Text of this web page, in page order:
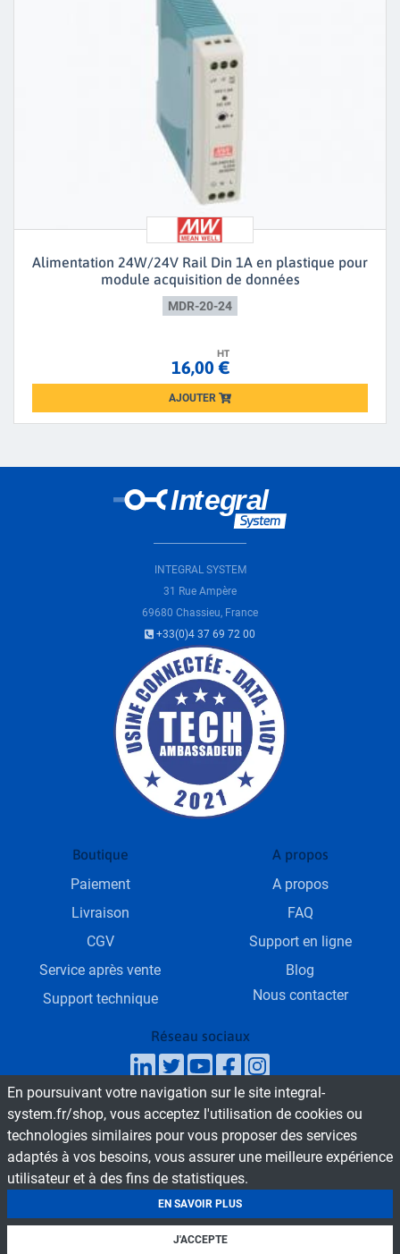
Alimentation 24W/24V Rail Din 1A en plastique pour
module acquisition de données
MDR-20-24
HT
16,00 €
AJOUTER
Loading...
INTEGRAL SYSTEM
31 Rue Ampère
69680 Chassieu, France
+33(0)4 37 69 72 00
Boutique
Paiement
Livraison
CGV
Service après vente
Support technique
A propos
A propos
FAQ
Support en ligne
Blog
Nous contacter
Réseau sociaux
SAV & Service commercial
Du Lundi au Vendredi de 9h - 18h
© 2026 Boutique en ligne INTEGRAL SYSTEM
Tous droit réservés
Mentions légales
parINTEGRAL SERVICE
En poursuivant votre navigation sur le site integral-
system.fr/shop, vous acceptez l'utilisation de cookies ou
technologies similaires pour vous proposer des services
adaptés à vos besoins, vous assurer une meilleure expérience
utilisateur et à des fins de statistiques.
EN SAVOIR PLUS
J'ACCEPTE